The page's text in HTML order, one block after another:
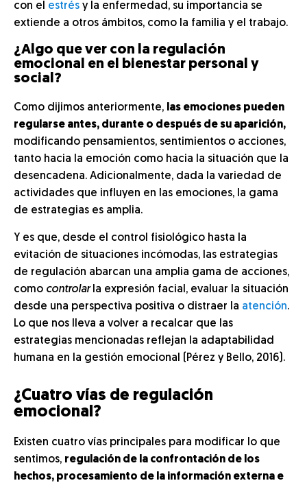
con el estrés y la enfermedad, su importancia se
extiende a otros ámbitos, como la familia y el trabajo.
¿Algo que ver con la regulación
emocional en el bienestar personal y
social?
Como dijimos anteriormente, las emociones pueden
regularse antes, durante o después de su aparición,
modificando pensamientos, sentimientos o acciones,
tanto hacia la emoción como hacia la situación que la
desencadena. Adicionalmente, dada la variedad de
actividades que influyen en las emociones, la gama
de estrategias es amplia.
Y es que, desde el control fisiológico hasta la
evitación de situaciones incómodas, las estrategias
de regulación abarcan una amplia gama de acciones,
como controlarla expresión facial, evaluar la situación
desde una perspectiva positiva o distraer la atención.
Lo que nos lleva a volver a recalcar que las
estrategias mencionadas reflejan la adaptabilidad
humana en la gestión emocional (Pérez y Bello, 2016).
¿Cuatro vías de regulación
emocional?
Existen cuatro vías principales para modificar lo que
sentimos, regulación de la confrontación de los
hechos, procesamiento de la información externa e